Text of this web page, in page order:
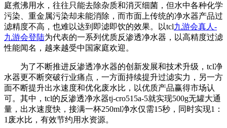
庭煮沸用水，往往只能去除杂质和消灭细菌，但水中各种化学
污染、重金属污染却未能消除，而市面上传统的净水器产品过
滤精度不高，也难以达到即滤即饮的效果。以tcl九游会真人-
九游会登陆为代表的一系列优质反渗透净水器，以高精度过滤
性能闻名，越来越受中国家庭欢迎。
为了不断推进反渗透净水器的创新发展和技术升级，tcl净
水器更不断突破行业痛点，一方面持续提升过滤实力，另一方
面不断提升出水速度和优化废水比，以优质产品赢得市场认
可。其中，tcl的反渗透净水器tj-cro515a-5就实现500g无罐大通
量，出水速度快，接满一杯250ml净水仅需15秒，同时实现1：
1废水比，有效节约用水资源。